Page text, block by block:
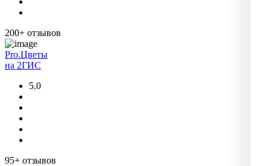
200+ отзывов
Pro.Цветы
на 2ГИС
5.0
95+ отзывов